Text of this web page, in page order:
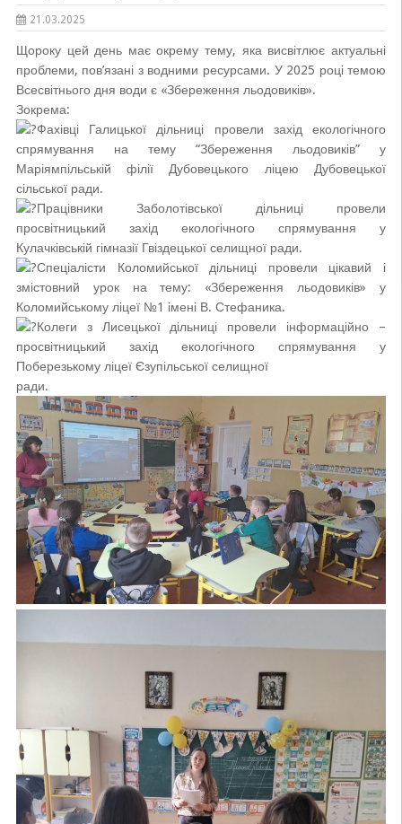
21.03.2025
Щороку цей день має окрему тему, яка висвітлює актуальні
проблеми, пов’язані з водними ресурсами. У 2025 році темою
Всесвітнього дня води є «Збереження льодовиків».
Зокрема:
Фахівці Галицької дільниці провели захід екологічного
спрямування на тему “Збереження льодовиків” у
Маріямпільській філії Дубовецького ліцею Дубовецької
сільської ради.
Працівники Заболотівської дільниці провели
просвітницький захід екологічного спрямування у
Кулачківській гімназії Гвіздецької селищної ради.
Спеціалісти Коломийської дільниці провели цікавий і
змістовний урок на тему: «Збереження льодовиків» у
Коломийському ліцеї №1 імені В. Стефаника.
Колеги з Лисецької дільниці провели інформаційно –
просвітницький захід екологічного спрямування у
Поберезькому ліцеї Єзупільської селищної
ради.